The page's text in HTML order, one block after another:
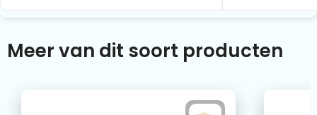
Meer van dit soort producten